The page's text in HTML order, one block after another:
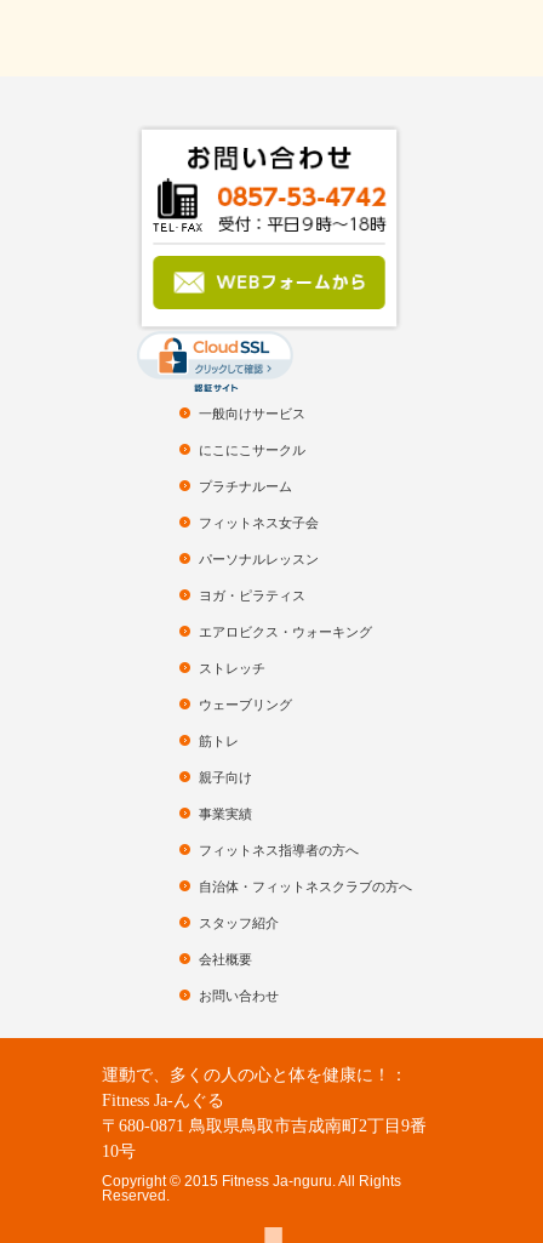
一般向けサービス
にこにこサークル
プラチナルーム
フィットネス女子会
パーソナルレッスン
ヨガ・ピラティス
エアロビクス・ウォーキング
ストレッチ
ウェーブリング
筋トレ
親子向け
事業実績
フィットネス指導者の方へ
自治体・フィットネスクラブの方へ
スタッフ紹介
会社概要
お問い合わせ
運動で、多くの人の心と体を健康に！：
Fitness Ja-んぐる
〒680-0871 鳥取県鳥取市吉成南町2丁目9番
10号
Copyright © 2015 Fitness Ja-nguru. All Rights
Reserved.